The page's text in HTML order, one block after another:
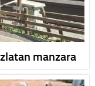
manzara